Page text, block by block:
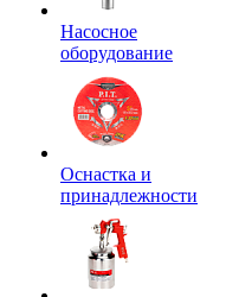
Насосное
оборудование
Оснастка и
принадлежности